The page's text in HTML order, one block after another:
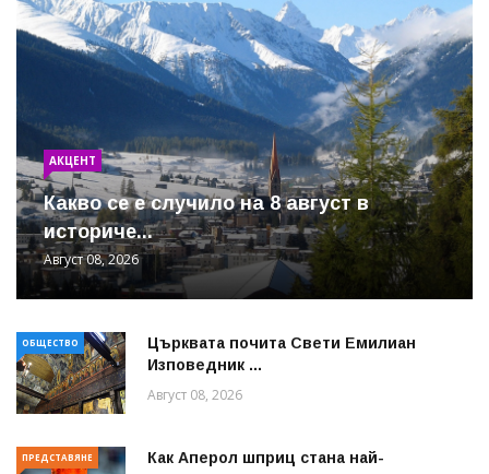
АКЦЕНТ
Какво се е случило на 8 август в
историче...
Август 08, 2026
ОБЩЕСТВО
Църквата почита Свeти Емилиан
Изповедник ...
Август 08, 2026
ПРЕДСТАВЯНЕ
Как Аперол шприц стана най-